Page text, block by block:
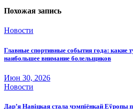
Похожая запись
Новости
Главные спортивные события года: какие
наибольшее внимание болельщиков
Июн 30, 2026
Новости
Дар’я Навіцкая стала чэмпіёнкай Еўропы